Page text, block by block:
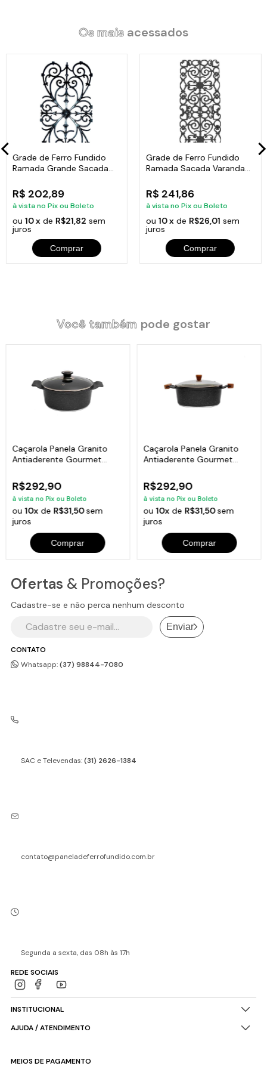
01 Tampa de Vidro Temperado Avulsa 30cm.
1626-JAV
Os mais acessados
Grade de Ferro Fundido
Ramada Grande Sacada
R$ 202,89
à vista no Pix ou Boleto
ou 10 xde R$21,82 sem
juros
Comprar
Grade de Ferro Fundido
Ramada Sacada Varanda
R$ 241,86
à vista no Pix ou Boleto
ou 10 xde R$26,01 sem
juros
Comprar
Você também pode gostar
Caçarola Panela Granito
Antiaderente Gourmet
R$292,90
à vista no Pix ou Boleto
ou10x de R$31,50sem
juros
Comprar
Caçarola Panela Granito
Antiaderente Gourmet
R$292,90
à vista no Pix ou Boleto
ou10x de R$31,50sem
juros
Comprar
CONTATO
Whatsapp:(37) 98844-7080
SAC e Televendas:(31) 2626-1384
contato@paneladeferrofundido.com.br
Segunda a sexta, das 08h às 17h
REDE SOCIAIS
INSTITUCIONAL
AJUDA / ATENDIMENTO
Ofertas & Promoções?
Cadastre-se e não perca nenhum desconto
Enviar
MEIOS DE PAGAMENTO